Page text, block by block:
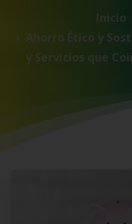
Inicio
Ahorro Ético y
y Servicios que